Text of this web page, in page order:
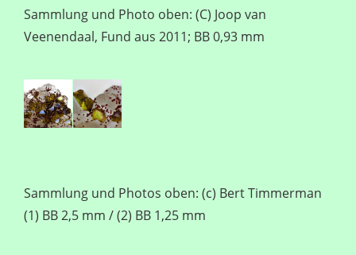
Sammlung und Photo oben: (C) Joop van
Veenendaal, Fund aus 2011; BB 0,93 mm
Sammlung und Photos oben: (c) Bert Timmerman
(1) BB 2,5 mm / (2) BB 1,25 mm